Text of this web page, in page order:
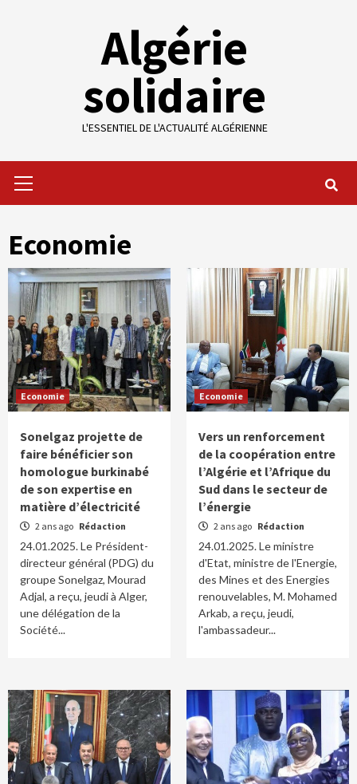
Algérie
solidaire
L'ESSENTIEL DE L'ACTUALITÉ ALGÉRIENNE
Menu
Economie
Economie
Sonelgaz projette de
faire bénéficier son
homologue burkinabé
de son expertise en
matière d’électricité
2 ans ago Rédaction
24.01.2025. Le Président-
directeur général (PDG) du
groupe Sonelgaz, Mourad
Adjal, a reçu, jeudi à Alger,
une délégation de la
Société...
Economie
Vers un renforcement
de la coopération entre
l’Algérie et l’Afrique du
Sud dans le secteur de
l’énergie
2 ans ago Rédaction
24.01.2025. Le ministre
d'Etat, ministre de l'Energie,
des Mines et des Energies
renouvelables, M. Mohamed
Arkab, a reçu, jeudi,
l'ambassadeur...